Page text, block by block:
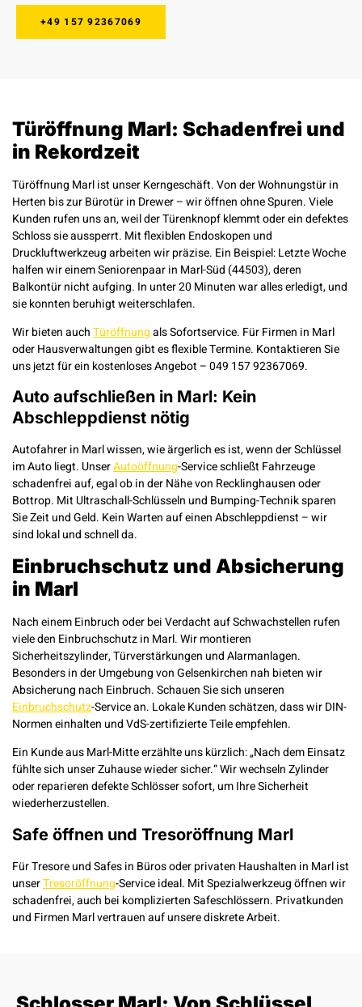
+49 157 92367069
Türöffnung Marl: Schadenfrei und
in Rekordzeit
Türöffnung Marl ist unser Kerngeschäft. Von der Wohnungstür in
Herten bis zur Bürotür in Drewer – wir öffnen ohne Spuren. Viele
Kunden rufen uns an, weil der Türenknopf klemmt oder ein defektes
Schloss sie aussperrt. Mit flexiblen Endoskopen und
Druckluftwerkzeug arbeiten wir präzise. Ein Beispiel: Letzte Woche
halfen wir einem Seniorenpaar in Marl-Süd (44503), deren
Balkontür nicht aufging. In unter 20 Minuten war alles erledigt, und
sie konnten beruhigt weiterschlafen.
Wir bieten auchTüröffnungals Sofortservice. Für Firmen in Marl
oder Hausverwaltungen gibt es flexible Termine. Kontaktieren Sie
uns jetzt für ein kostenloses Angebot – 049 157 92367069.
Auto aufschließen in Marl: Kein
Abschleppdienst nötig
Autofahrer in Marl wissen, wie ärgerlich es ist, wenn der Schlüssel
im Auto liegt. UnserAutoöffnung-Service schließt Fahrzeuge
schadenfrei auf, egal ob in der Nähe von Recklinghausen oder
Bottrop. Mit Ultraschall-Schlüsseln und Bumping-Technik sparen
Sie Zeit und Geld. Kein Warten auf einen Abschleppdienst – wir
sind lokal und schnell da.
Einbruchschutz und Absicherung
in Marl
Nach einem Einbruch oder bei Verdacht auf Schwachstellen rufen
viele den Einbruchschutz in Marl. Wir montieren
Sicherheitszylinder, Türverstärkungen und Alarmanlagen.
Besonders in der Umgebung von Gelsenkirchen nah bieten wir
Absicherung nach Einbruch. Schauen Sie sich unseren
Einbruchschutz-Service an. Lokale Kunden schätzen, dass wir DIN-
Normen einhalten und VdS-zertifizierte Teile empfehlen.
Ein Kunde aus Marl-Mitte erzählte uns kürzlich: „Nach dem Einsatz
fühlte sich unser Zuhause wieder sicher.“ Wir wechseln Zylinder
oder reparieren defekte Schlösser sofort, um Ihre Sicherheit
wiederherzustellen.
Safe öffnen und Tresoröffnung Marl
Für Tresore und Safes in Büros oder privaten Haushalten in Marl ist
unserTresoröffnung-Service ideal. Mit Spezialwerkzeug öffnen wir
schadenfrei, auch bei komplizierten Safeschlössern. Privatkunden
und Firmen Marl vertrauen auf unsere diskrete Arbeit.